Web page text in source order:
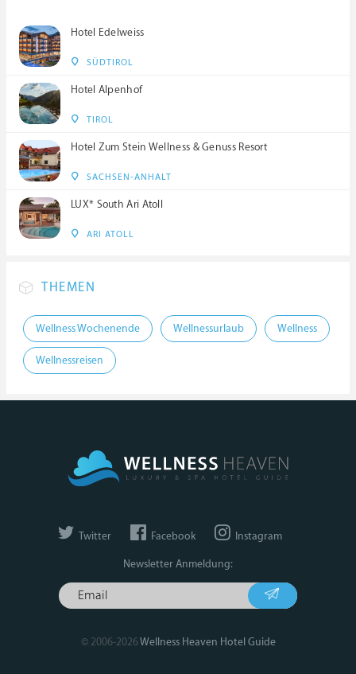
Hotel Edelweiss
SÜDTIROL
Hotel Alpenhof
TIROL
Hotel Zum Stein Wellness & Genuss Resort
SACHSEN-ANHALT
LUX* South Ari Atoll
ARI ATOLL
THEMEN
Wellness Wochenende Wellnessurlaub Wellness
Wellnessreisen
Twitter Facebook Instagram
Newsletter Anmeldung:
© 2006-2026Wellness Heaven Hotel Guide